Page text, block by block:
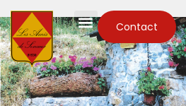
Contact